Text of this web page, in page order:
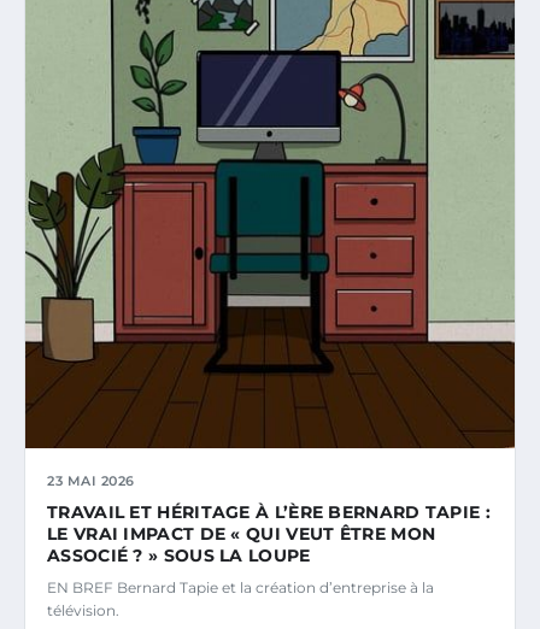
23 MAI 2026
TRAVAIL ET HÉRITAGE À L’ÈRE BERNARD TAPIE :
LE VRAI IMPACT DE « QUI VEUT ÊTRE MON
ASSOCIÉ ? » SOUS LA LOUPE
EN BREF Bernard Tapie et la création d’entreprise à la
télévision.